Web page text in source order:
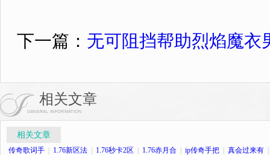
下一篇： 无可阻挡帮助烈焰魔衣
相关文章
GENERAL INFORMATION
相关文章
传奇歌词手 1.76新区法 1.76秒卡2区 1.76赤月合 ip传奇手把 真会过来有